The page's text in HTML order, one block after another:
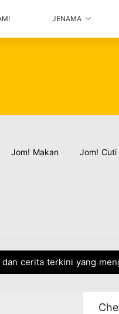
JENAMA
Jom! Makan Jom! Cuti
cerita terkini yang